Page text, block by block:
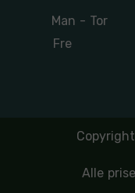
Man - Tor
Fre
Alle